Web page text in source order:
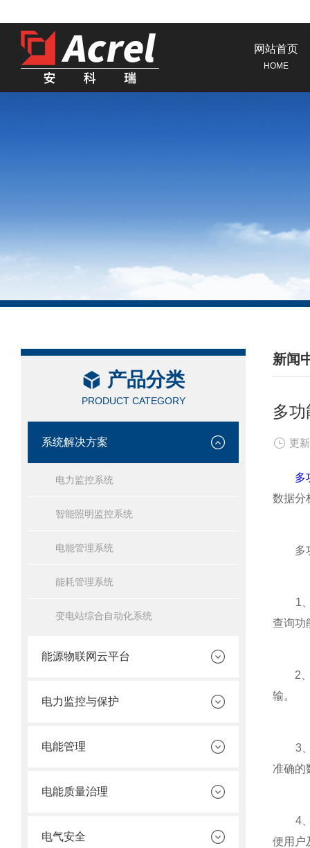
网站首页
HOME
产品分类
PRODUCT CATEGORY
系统解决方案
电力监控系统
智能照明监控系统
电能管理系统
能耗管理系统
变电站综合自动化系统
能源物联网云平台
电力监控与保护
电能管理
电能质量治理
电气安全
新闻
/
多
更
多
数据分
多功
1、
查询功
2、数
输。
3、
准确的
4、
便用户